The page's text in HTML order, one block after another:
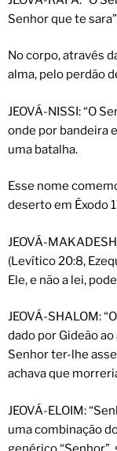
Senhor que te
No corpo, através
alma, pelo perdão
JEOVÁ-NISSI: “O
onde por bandeira
uma batalha.
Esse nome
deserto em Êxodo
JEOVÁ-
(Levítico 20:8,
Ele, e não a lei,
JEOVÁ-SHALOM:
dado por Gideão
Senhor ter-lhe
achava que
JEOVÁ-ELOIM:
uma combinação